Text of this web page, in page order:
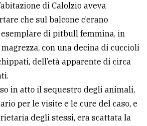
di Calolzio aveva
che sul balcone c’erano
di pitbull femmina, in
con una decina di cuccioli
dell’età apparente di circa
in atto il sequestro degli animali,
per le visite e le cure del caso, e
degli stessi, era scattata la